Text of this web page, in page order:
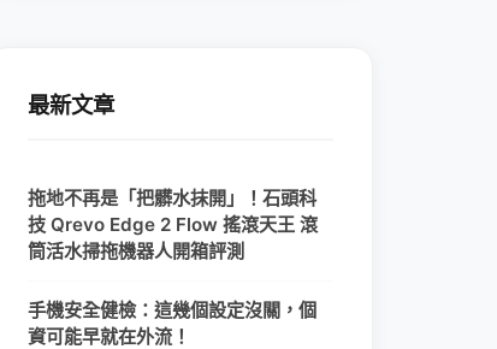
最新文章
拖地不再是「把髒水抹開」！石頭科
技 Qrevo Edge 2 Flow 搖滾天王 滾
筒活水掃拖機器人開箱評測
手機安全健檢：這幾個設定沒關，個
資可能早就在外流！